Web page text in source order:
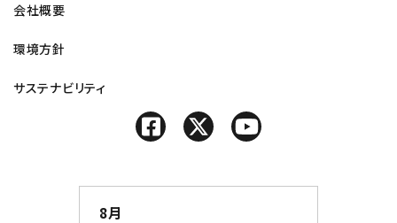
会社概要
環境方針
サステナビリティ
8月